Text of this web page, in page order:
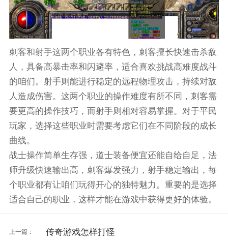
刺客和射手这两个职业各有特色，刺客擅长快速击杀敌
人，具备高暴击率和闪避率，适合喜欢挑战高难度战斗
的咱们。射手则能进行稳定的远程物理攻击，持续对敌
人造成伤害。这两个职业的操作难度有所不同，刺客需
要更高的操作技巧，而射手则相对容易掌握。对于平民
玩家，选择这些职业时需要考虑它们在不同阶段的成长
曲线。
战士操作简单生存强，道士装备便宜还能自给自足，法
师升级快速输出高，刺客爆发强力，射手稳定输出，每
个职业都有让咱们玩得开心的独特魅力。重要的是选择
适合自己的职业，这样才能在游戏中获得更好的体验。
上一篇： 传奇游戏怎样打怪